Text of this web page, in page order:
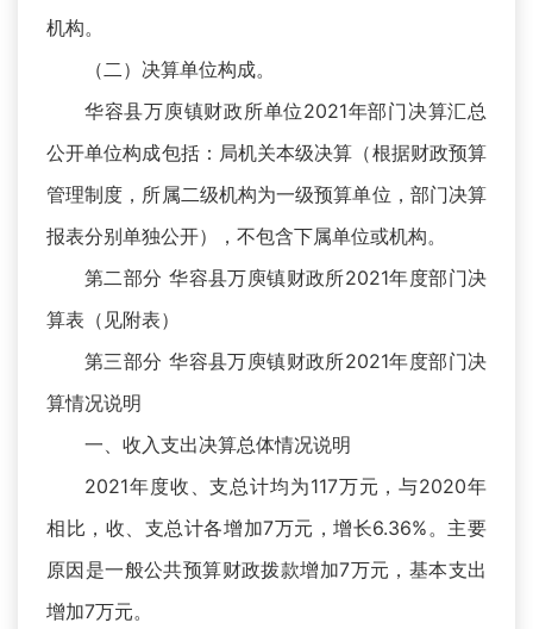
机构。
（二）决算单位构成。
华容县万庾镇财政所单位2021年部门决算汇总
公开单位构成包括：局机关本级决算（根据财政预算
管理制度，所属二级机构为一级预算单位，部门决算
报表分别单独公开），不包含下属单位或机构。
第二部分 华容县万庾镇财政所2021年度部门决
算表（见附表）
第三部分 华容县万庾镇财政所2021年度部门决
算情况说明
一、收入支出决算总体情况说明
2021年度收、支总计均为117万元，与2020年
相比，收、支总计各增加7万元，增长6.36%。主要
原因是一般公共预算财政拨款增加7万元，基本支出
增加7万元。